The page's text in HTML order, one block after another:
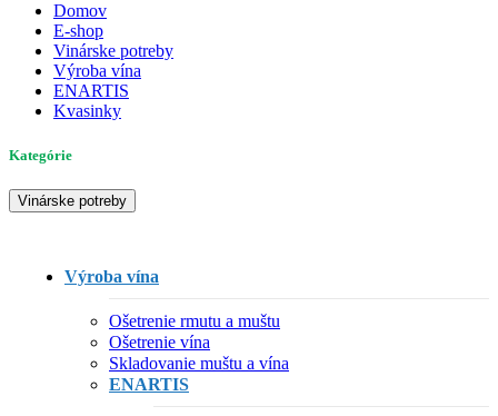
Domov
E-shop
Vinárske potreby
Výroba vína
ENARTIS
Kvasinky
Kategórie
Vinárske potreby
Výroba vína
Ošetrenie rmutu a muštu
Ošetrenie vína
Skladovanie muštu a vína
ENARTIS